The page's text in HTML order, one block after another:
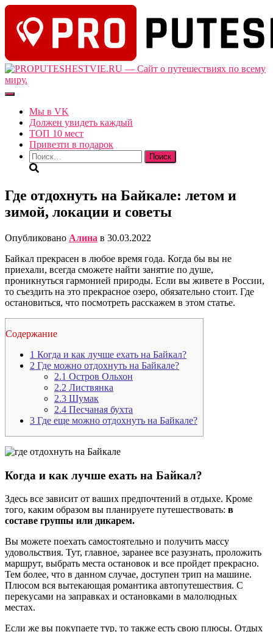
Переключить
навигациюМы в VK
Должен увидеть каждый
ТОП 10 мест
Привезти в подарок
Найти:
Где отдохнуть на Байкале: летом и
зимой, локации и советы
Опубликовано Алина в 30.03.2022
Байкал прекрасен в любое время года. Когда бы вы не
приехали, всегда сможете найти занятие по душе,
проникнуться гармонией природы. Если вы живете в России,
то съездить на это прекрасное озеро, обязательно стоит. Где
остановиться, что посмотреть расскажем в этом статье.
Содержание
1 Когда и как лучше ехать на Байкал?
2 Где можно отдохнуть на Байкале?
2.1 Остров Ольхон
2.2 Листвянка
2.3 Шумак
2.4 Песчаная бухта
3 Где еще можно отдохнуть на Байкале?
Когда и как лучше ехать на Байкал?
Здесь все зависит от ваших предпочтений в отдыхе. Кроме
того, каким образом вы планируете путешествовать: в
составе группы или дикарем.
Вы можете поехать самостоятельно и получить массу
удовольствия. Тут, главное, заранее все разузнать, проложить
маршрут, выбрать места остановок и все пройдет прекрасно.
Тем более, что в данном случае, доступен трип на машине.
Плюсом вся вытекающая романтика автопутешествия. С
перекусами на заправках и остановками в малолюдных
местах.
Если же вы покупаете тур, то также есть свою плюсы. Отдых